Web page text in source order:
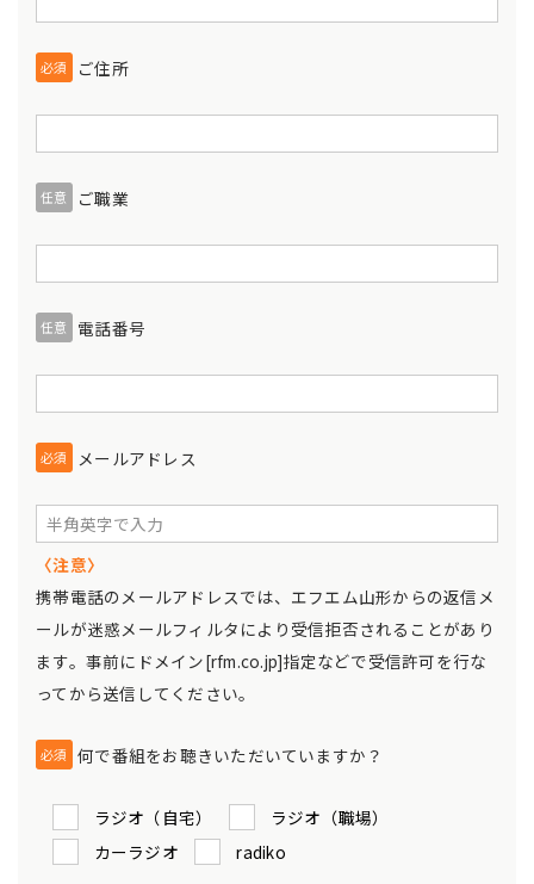
必須 ご住所
任意 ご職業
任意 電話番号
必須 メールアドレス
〈注意〉
携帯電話のメールアドレスでは、エフエム山形からの返信メ
ールが迷惑メールフィルタにより受信拒否されることがあり
ます。事前にドメイン[rfm.co.jp]指定などで受信許可を行な
ってから送信してください。
必須 何で番組をお聴きいただいていますか？
ラジオ（自宅）
ラジオ（職場）
カーラジオ
radiko